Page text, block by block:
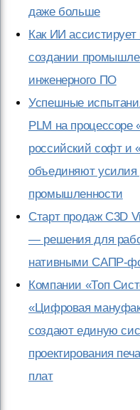
даже больше
Как ИИ ассистирует
создании
инженерного ПО
Успешные
PLM на
российский софт и
объединяют усилия
промышленности
Старт продаж C3D
— решения для
нативными САПР-
Компании «Топ
«Цифровая
создают единую
проектирования
плат